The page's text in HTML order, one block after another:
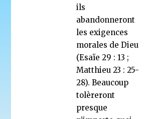
ils
abandonneront
les exigences
morales de Dieu
(Esaïe 29 : 13 ;
Matthieu 23 : 25-
28). Beaucoup
tolèreront
presque